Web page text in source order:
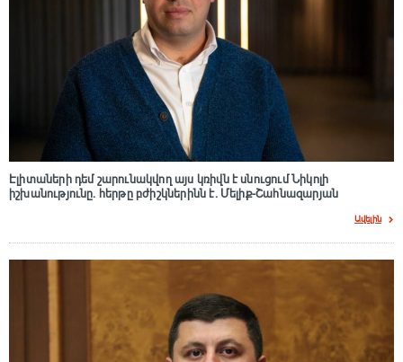
Էլիտաների դեմ շարունակվող այս կռիվն է սնուցում Նիկոլի
իշխանությունը. հերթը բժիշկներինն է. Մելիք-Շահնազարյան
Ավելին